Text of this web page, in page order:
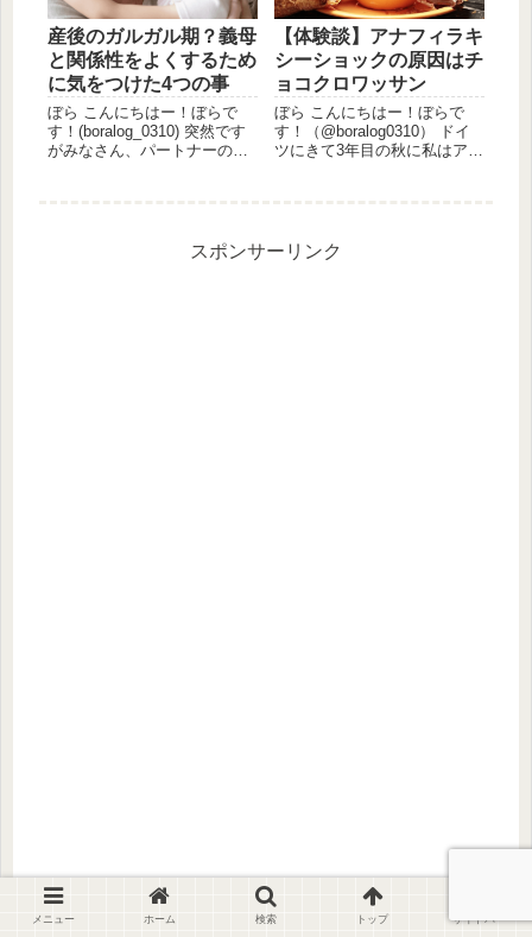
産後のガルガル期？義母
と関係性をよくするため
に気をつけた4つの事
ぼら こんにちはー！ぼらで
す！(boralog_0310) 突然です
がみなさん、パートナーの家
係性はおおむね良好。しかー
【体験談】アナフィラキ
シーショックの原因はチ
ョコクロワッサン
ぼら こんにちはー！ぼらで
す！（@boralog0310） ドイ
ツにきて3年目の秋に私はアナ
出れば命の保障はないとドク
ターに言われました。...
スポンサーリンク
【最新版】コロナ禍一時帰国レポ！2
歳児＆4歳児との飛行機は？！
メニュー ホーム 検索 トップ サイドバー